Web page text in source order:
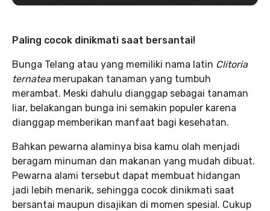
Paling cocok dinikmati saat bersantai!
Bunga Telang atau yang memiliki nama latin Clitoria
ternatea merupakan tanaman yang tumbuh
merambat. Meski dahulu dianggap sebagai tanaman
liar, belakangan bunga ini semakin populer karena
dianggap memberikan manfaat bagi kesehatan.
Bahkan pewarna alaminya bisa kamu olah menjadi
beragam minuman dan makanan yang mudah dibuat.
Pewarna alami tersebut dapat membuat hidangan
jadi lebih menarik, sehingga cocok dinikmati saat
bersantai maupun disajikan di momen spesial. Cukup